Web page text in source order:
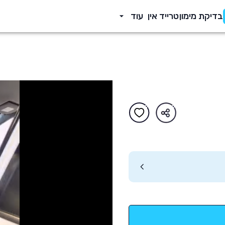
בדיקת מימוןטרייד אין עוד